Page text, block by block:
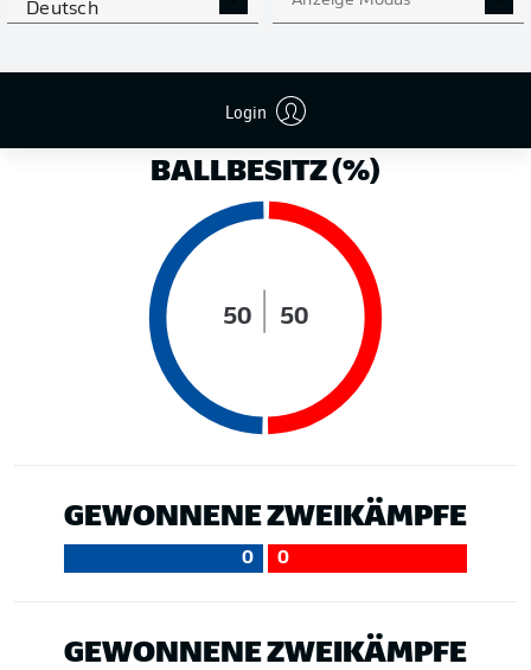
Deutsch
Login
LAUFDISTANZ (KM)
BALLBESITZ (%)
50 50
GEWONNENE ZWEIKÄMPFE
0 0
GEWONNENE ZWEIKÄMPFE